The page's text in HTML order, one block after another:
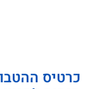
כרטיס